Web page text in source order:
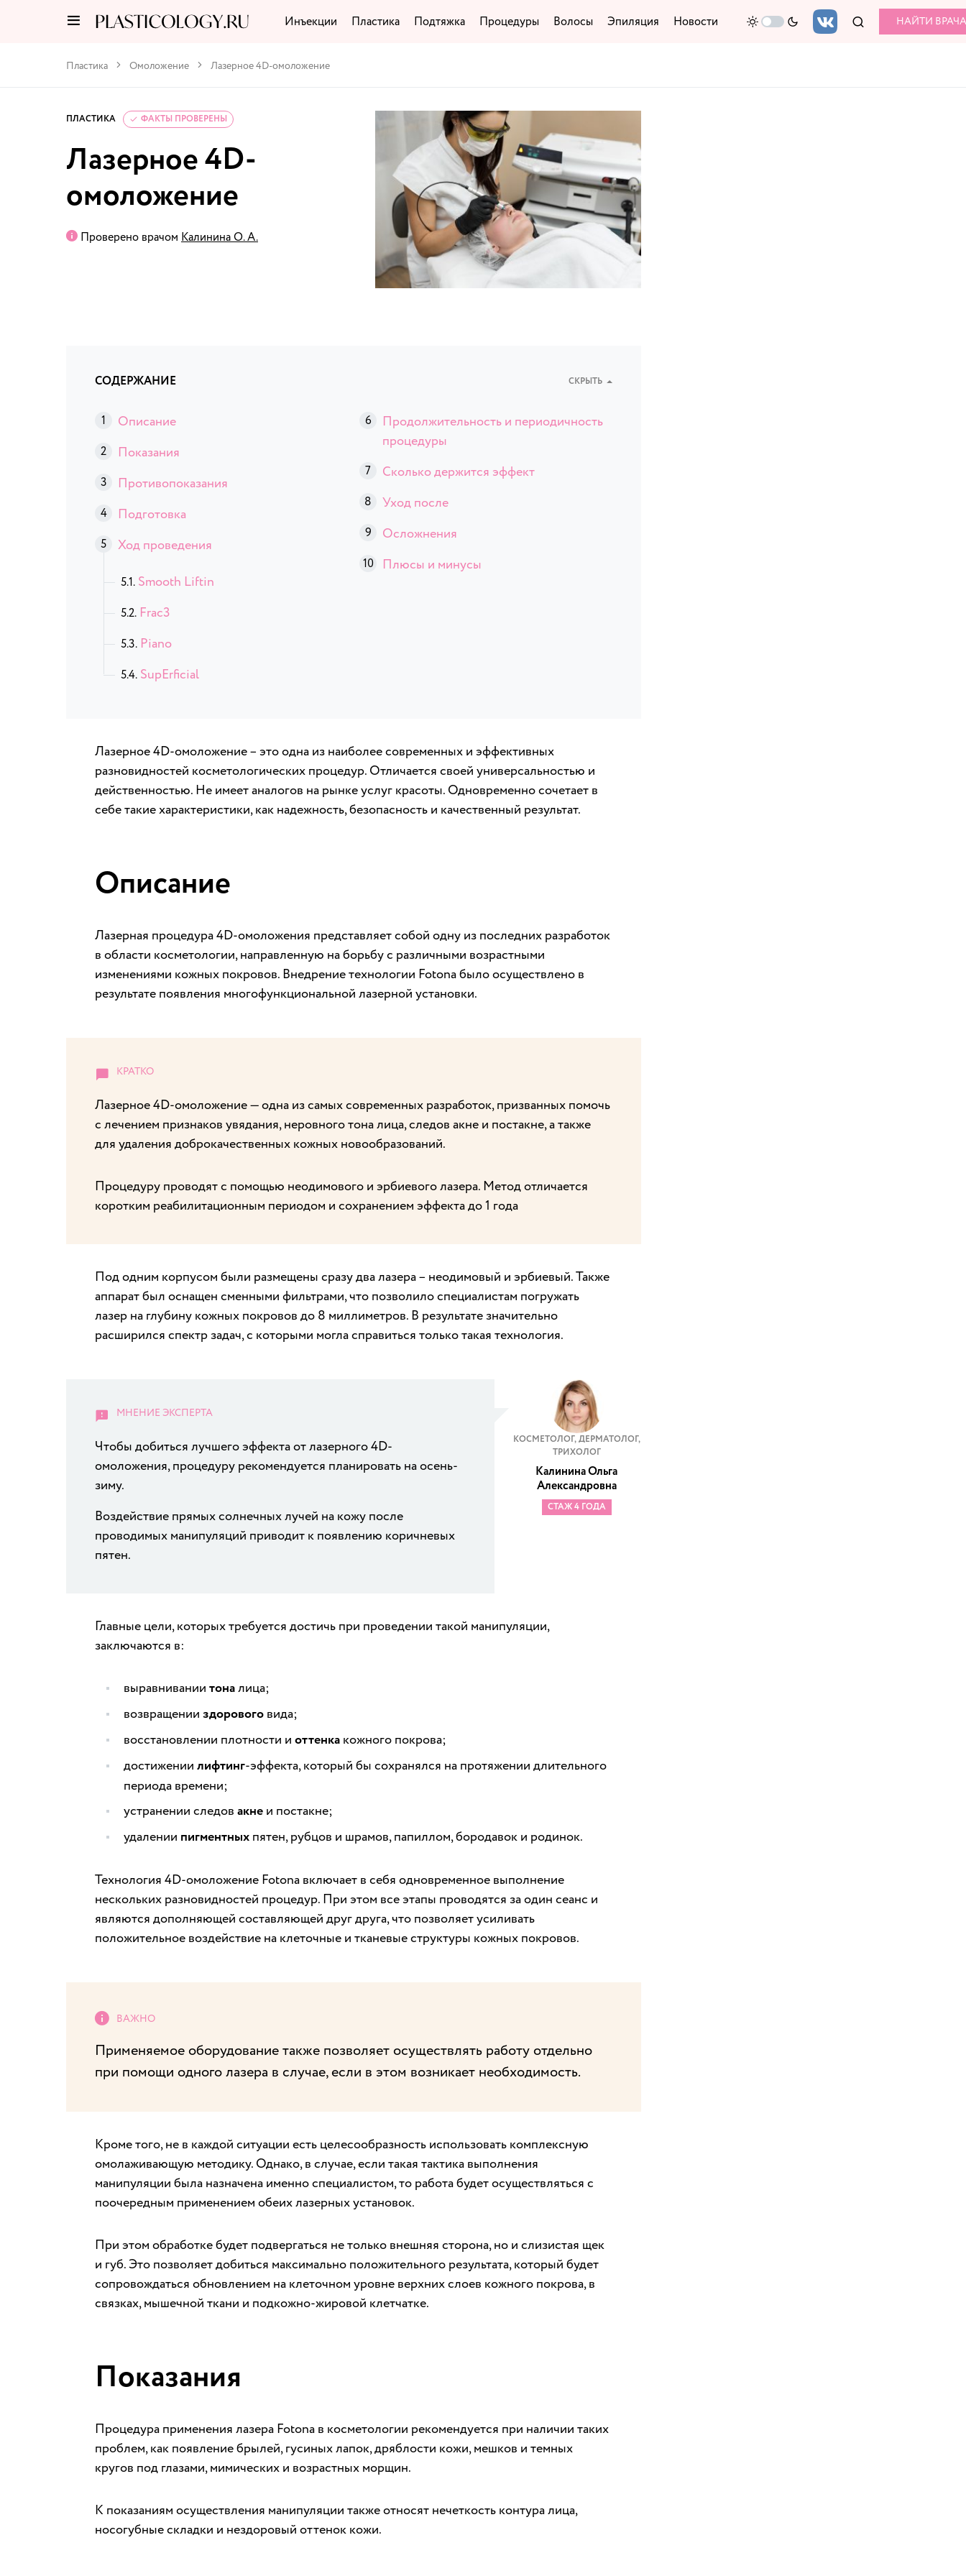
Инъекции Пластика Подтяжка Процедуры Волосы Эпиляция Новости НАЙТИ ВРАЧА
Пластика Омоложение Лазерное 4D-омоложение
ПЛАСТИКА ФАКТЫ ПРОВЕРЕНЫ
Лазерное 4D-
омоложение
Проверено врачом Калинина О. А.
СОДЕРЖАНИЕ СКРЫТЬ
Описание
Показания
Противопоказания
Подготовка
Ход проведения
Smooth Liftin
Frac3
Piano
SupErficial
Продолжительность и периодичность
процедуры
Сколько держится эффект
Уход после
Осложнения
Плюсы и минусы
Лазерное 4D-омоложение – это одна из наиболее современных и эффективных
разновидностей косметологических процедур. Отличается своей универсальностью и
действенностью. Не имеет аналогов на рынке услуг красоты. Одновременно сочетает в
себе такие характеристики, как надежность, безопасность и качественный результат.
Описание
Лазерная процедура 4D-омоложения представляет собой одну из последних разработок
в области косметологии, направленную на борьбу с различными возрастными
изменениями кожных покровов. Внедрение технологии Fotona было осуществлено в
результате появления многофункциональной лазерной установки.
Лазерное 4D-омоложение — одна из самых современных разработок, призванных помочь
с лечением признаков увядания, неровного тона лица, следов акне и постакне, а также
для удаления доброкачественных кожных новообразований.
Процедуру проводят с помощью неодимового и эрбиевого лазера. Метод отличается
коротким реабилитационным периодом и сохранением эффекта до 1 года
Под одним корпусом были размещены сразу два лазера – неодимовый и эрбиевый. Также
аппарат был оснащен сменными фильтрами, что позволило специалистам погружать
лазер на глубину кожных покровов до 8 миллиметров. В результате значительно
расширился спектр задач, с которыми могла справиться только такая технология.
Чтобы добиться лучшего эффекта от лазерного 4D-
омоложения, процедуру рекомендуется планировать на осень-
зиму.
Воздействие прямых солнечных лучей на кожу после
проводимых манипуляций приводит к появлению коричневых
пятен.
КОСМЕТОЛОГ, ДЕРМАТОЛОГ,
ТРИХОЛОГ
Калинина Ольга
Александровна
СТАЖ 4 ГОДА
Главные цели, которых требуется достичь при проведении такой манипуляции,
заключаются в:
выравнивании тоналица;
возвращении здорового вида;
восстановлении плотности и оттенка кожного покрова;
достижении лифтинг-эффекта, который бы сохранялся на протяжении длительного
периода времени;
устранении следов акне и постакне;
удалении пигментных пятен, рубцов и шрамов, папиллом, бородавок и родинок.
Технология 4D-омоложение Fotona включает в себя одновременное выполнение
нескольких разновидностей процедур. При этом все этапы проводятся за один сеанс и
являются дополняющей составляющей друг друга, что позволяет усиливать
положительное воздействие на клеточные и тканевые структуры кожных покровов.
Применяемое оборудование также позволяет осуществлять работу отдельно
при помощи одного лазера в случае, если в этом возникает необходимость.
Кроме того, не в каждой ситуации есть целесообразность использовать комплексную
омолаживающую методику. Однако, в случае, если такая тактика выполнения
манипуляции была назначена именно специалистом, то работа будет осуществляться с
поочередным применением обеих лазерных установок.
При этом обработке будет подвергаться не только внешняя сторона, но и слизистая щек
и губ. Это позволяет добиться максимально положительного результата, который будет
сопровождаться обновлением на клеточном уровне верхних слоев кожного покрова, в
связках, мышечной ткани и подкожно-жировой клетчатке.
Показания
Процедура применения лазера Fotona в косметологии рекомендуется при наличии таких
проблем, как появление брылей, гусиных лапок, дряблости кожи, мешков и темных
кругов под глазами, мимических и возрастных морщин.
К показаниям осуществления манипуляции также относят нечеткость контура лица,
носогубные складки и нездоровый оттенок кожи.